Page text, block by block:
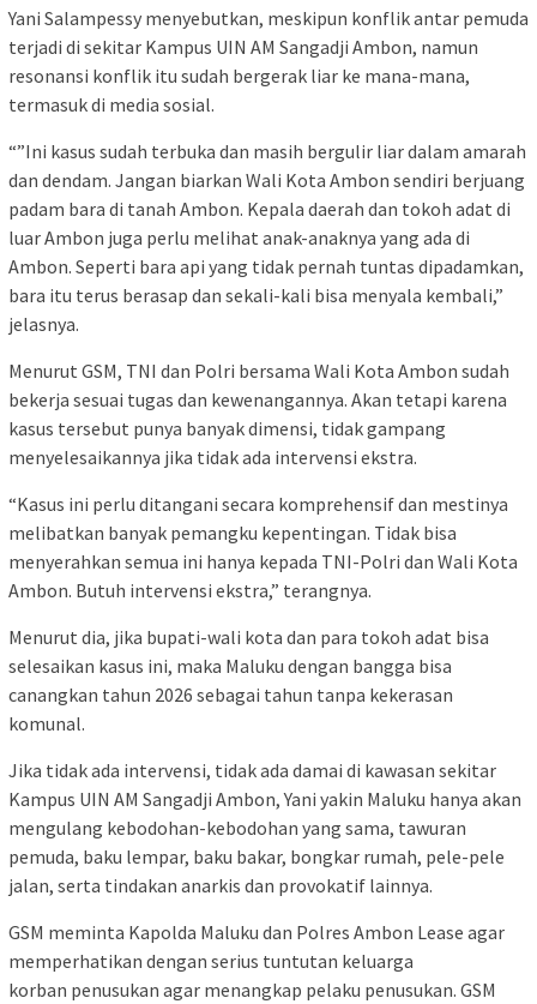
Yani Salampessy menyebutkan, meskipun konflik antar pemuda
terjadi di sekitar Kampus UIN AM Sangadji Ambon, namun
resonansi konflik itu sudah bergerak liar ke mana-mana,
termasuk di media sosial.
“”Ini kasus sudah terbuka dan masih bergulir liar dalam amarah
dan dendam. Jangan biarkan Wali Kota Ambon sendiri berjuang
padam bara di tanah Ambon. Kepala daerah dan tokoh adat di
luar Ambon juga perlu melihat anak-anaknya yang ada di
Ambon. Seperti bara api yang tidak pernah tuntas dipadamkan,
bara itu terus berasap dan sekali-kali bisa menyala kembali,”
jelasnya.
Menurut GSM, TNI dan Polri bersama Wali Kota Ambon sudah
bekerja sesuai tugas dan kewenangannya. Akan tetapi karena
kasus tersebut punya banyak dimensi, tidak gampang
menyelesaikannya jika tidak ada intervensi ekstra.
“Kasus ini perlu ditangani secara komprehensif dan mestinya
melibatkan banyak pemangku kepentingan. Tidak bisa
menyerahkan semua ini hanya kepada TNI-Polri dan Wali Kota
Ambon. Butuh intervensi ekstra,” terangnya.
Menurut dia, jika bupati-wali kota dan para tokoh adat bisa
selesaikan kasus ini, maka Maluku dengan bangga bisa
canangkan tahun 2026 sebagai tahun tanpa kekerasan
komunal.
Jika tidak ada intervensi, tidak ada damai di kawasan sekitar
Kampus UIN AM Sangadji Ambon, Yani yakin Maluku hanya akan
mengulang kebodohan-kebodohan yang sama, tawuran
pemuda, baku lempar, baku bakar, bongkar rumah, pele-pele
jalan, serta tindakan anarkis dan provokatif lainnya.
GSM meminta Kapolda Maluku dan Polres Ambon Lease agar
memperhatikan dengan serius tuntutan keluarga
korban penusukan agar menangkap pelaku penusukan. GSM